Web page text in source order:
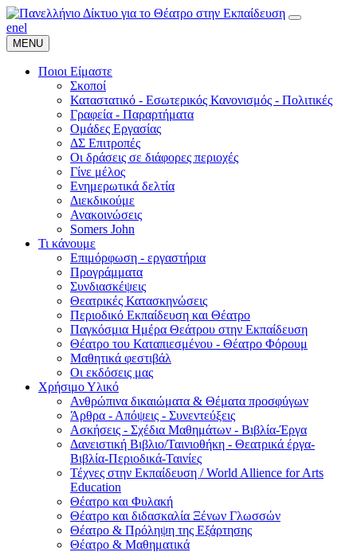
enel
MENU
Ποιοι Είμαστε
Σκοποί
Καταστατικό - Εσωτερικός Κανονισμός - Πολιτικές
Γραφεία - Παραρτήματα
Ομάδες Εργασίας
ΔΣ Επιτροπές
Οι δράσεις σε διάφορες περιοχές
Γίνε μέλος
Ενημερωτικά δελτία
Διεκδικούμε
Ανακοινώσεις
Somers John
Τι κάνουμε
Επιμόρφωση - εργαστήρια
Προγράμματα
Συνδιασκέψεις
Θεατρικές Κατασκηνώσεις
Περιοδικό Εκπαίδευση και Θέατρο
Παγκόσμια Ημέρα Θεάτρου στην Εκπαίδευση
Θέατρο του Καταπιεσμένου - Θέατρο Φόρουμ
Μαθητικά φεστιβάλ
Οι εκδόσεις μας
Χρήσιμο Υλικό
Ανθρώπινα δικαιώματα & Θέματα προσφύγων
Άρθρα - Απόψεις - Συνεντεύξεις
Ασκήσεις - Σχέδια Μαθημάτων - Βιβλία-Έργα
Δανειστική Βιβλιο/Ταινιοθήκη - Θεατρικά έργα-
Βιβλία-Περιοδικά-Ταινίες
Τέχνες στην Εκπαίδευση / World Allience for Arts
Education
Θέατρο και Φυλακή
Θέατρο και διδασκαλία Ξένων Γλωσσών
Θέατρο & Πρόληψη της Εξάρτησης
Θέατρο & Μαθηματικά